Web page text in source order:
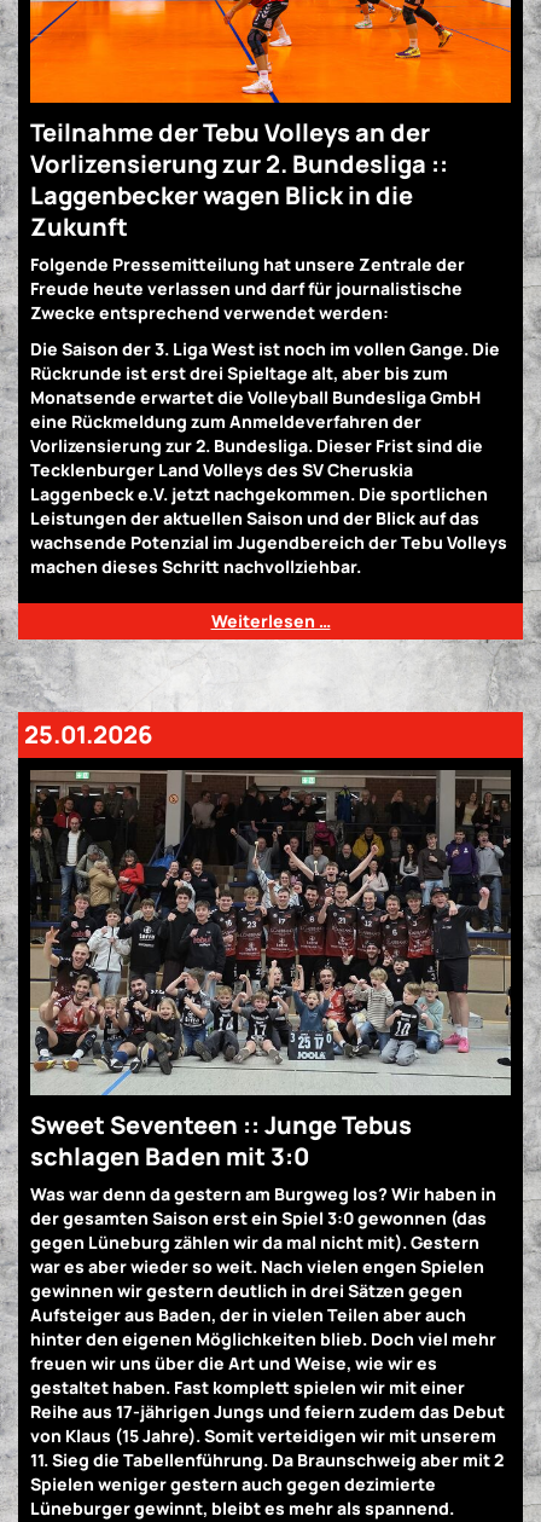
Teilnahme der Tebu Volleys an der
Vorlizensierung zur 2. Bundesliga ::
Laggenbecker wagen Blick in die
Zukunft
Folgende Pressemitteilung hat unsere Zentrale der
Freude heute verlassen und darf für journalistische
Zwecke entsprechend verwendet werden:
Die Saison der 3. Liga West ist noch im vollen Gange. Die
Rückrunde ist erst drei Spieltage alt, aber bis zum
Monatsende erwartet die Volleyball Bundesliga GmbH
eine Rückmeldung zum Anmeldeverfahren der
Vorlizensierung zur 2. Bundesliga. Dieser Frist sind die
Tecklenburger Land Volleys des SV Cheruskia
Laggenbeck e.V. jetzt nachgekommen. Die sportlichen
Leistungen der aktuellen Saison und der Blick auf das
wachsende Potenzial im Jugendbereich der Tebu Volleys
machen dieses Schritt nachvollziehbar.
Weiterlesen …
25.01.2026
Sweet Seventeen :: Junge Tebus
schlagen Baden mit 3:0
Was war denn da gestern am Burgweg los? Wir haben in
der gesamten Saison erst ein Spiel 3:0 gewonnen (das
gegen Lüneburg zählen wir da mal nicht mit). Gestern
war es aber wieder so weit. Nach vielen engen Spielen
gewinnen wir gestern deutlich in drei Sätzen gegen
Aufsteiger aus Baden, der in vielen Teilen aber auch
hinter den eigenen Möglichkeiten blieb. Doch viel mehr
freuen wir uns über die Art und Weise, wie wir es
gestaltet haben. Fast komplett spielen wir mit einer
Reihe aus 17-jährigen Jungs und feiern zudem das Debut
von Klaus (15 Jahre). Somit verteidigen wir mit unserem
11. Sieg die Tabellenführung. Da Braunschweig aber mit 2
Spielen weniger gestern auch gegen dezimierte
Lüneburger gewinnt, bleibt es mehr als spannend.